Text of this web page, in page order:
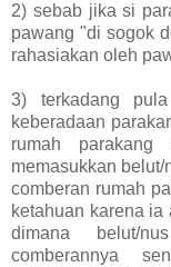
2) sebab jika si
pawang "di sogok
rahasiakan oleh
3) terkadang
keberadaan
rumah parakang
memasukkan
comberan rumah
ketahuan karena ia
dimana belut/
comberannya